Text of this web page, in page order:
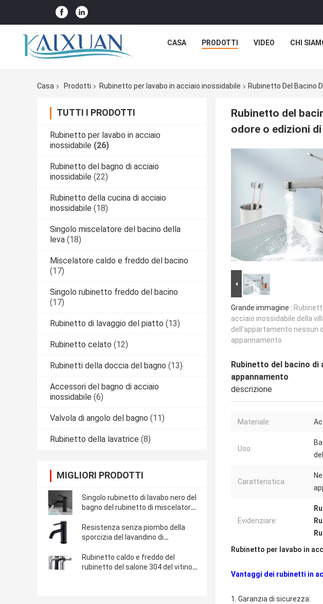
CASA PRODOTTI VIDEO CHI
Casa Prodotti Rubinetto per lavabo in acciaio inossidabile Rubinetto Del Bacino
TUTTI I PRODOTTI
Rubinetto per lavabo in acciaio
inossidabile (26)
Rubinetto del bagno di acciaio
inossidabile (22)
Rubinetto della cucina di acciaio
inossidabile (18)
Singolo miscelatore del bacino della
leva (18)
Miscelatore caldo e freddo del bacino
(17)
Singolo rubinetto freddo del bacino
(17)
Rubinetto di lavaggio del piatto (13)
Rubinetto celato (12)
Rubinetti della doccia del bagno (13)
Accessori del bagno di acciaio
inossidabile (6)
Valvola di angolo del bagno (11)
Rubinetto della lavatrice (8)
MIGLIORI PRODOTTI
Singolo rubinetto di lavabo nero del
bagno del rubinetto di miscelatore
inossidabile
Resistenza senza piombo della
sporcizia del lavandino di
rubinetto inossidabile del nero
Rubinetto caldo e freddo del
rubinetto del salone 304 del vitino
Rubinetto del
odore o edizioni
Grande immagine :
acciaio inossidabile della
dell'appartamento nessun
appannamento
Rubinetto del bacino
appannamento
descrizione
Materiale:
Uso:
Caratteristica:
Evidenziare:
Rubinetto per lavabo in
Vantaggi dei rubinetti in
1. Garanzia di sicurezza: